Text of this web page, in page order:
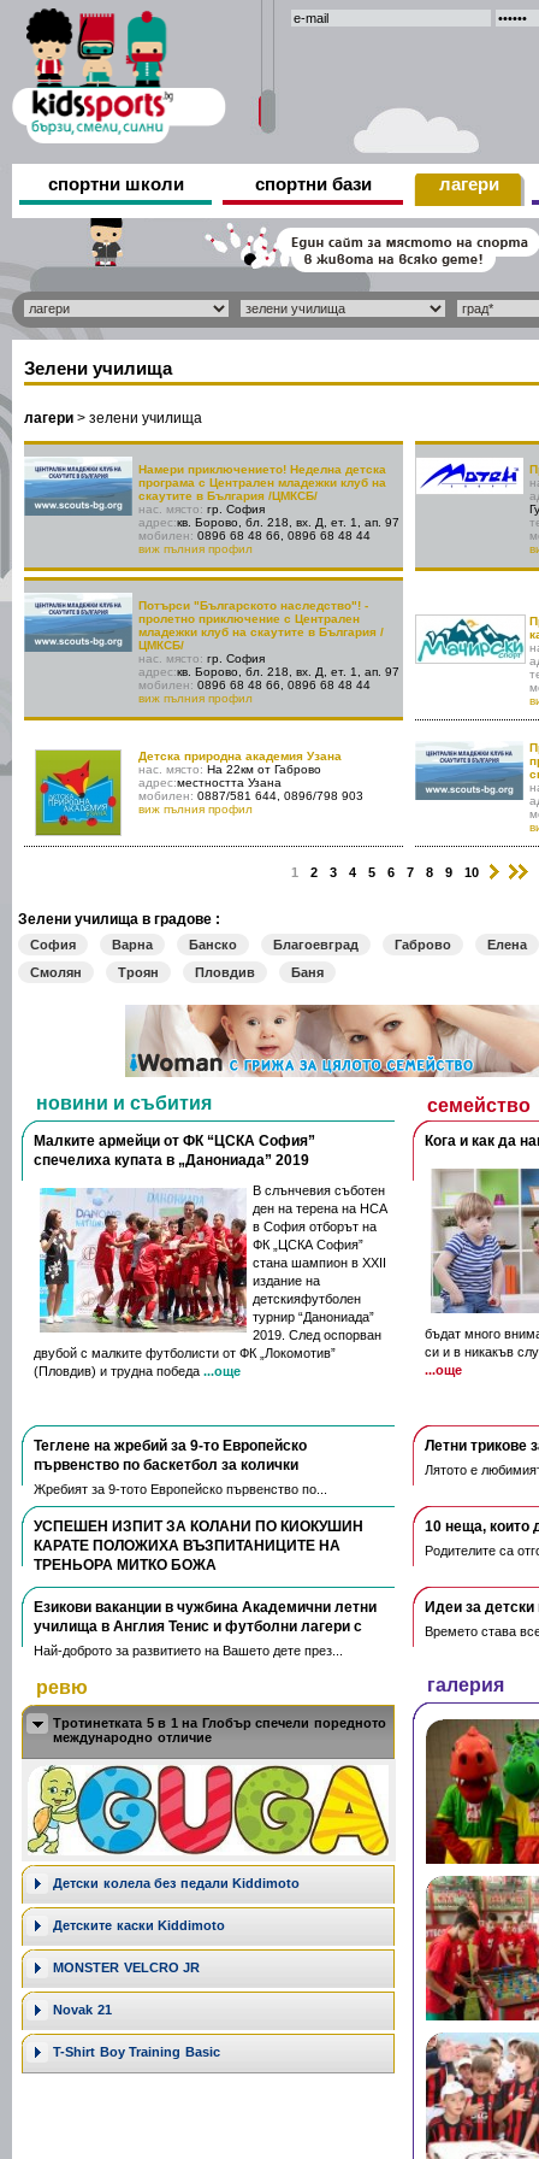
спортни школи спортни бази лагери
Зелени училища
лагери > зелени училища
Намери приключението! Неделна детска
програма с Централен младежки клуб на
скаутите в България /ЦМКСБ/
нас. място: гр. София
адрес:кв. Борово, бл. 218, вх. Д, ет. 1, ап. 97
мобилен: 0896 68 48 66, 0896 68 48 44
виж пълния профил
Потърси "Българското наследство"! -
пролетно приключение с Централен
младежки клуб на скаутите в България /
ЦМКСБ/
нас. място: гр. София
адрес:кв. Борово, бл. 218, вх. Д, ет. 1, ап. 97
мобилен: 0896 68 48 66, 0896 68 48 44
виж пълния профил
Детска природна академия Узана
нас. място: На 22км от Габрово
адрес:местността Узана
мобилен: 0887/581 644, 0896/798 903
виж пълния профил
1 2 3 4 5 6 7 8 9 10 ›
Зелени училища в градове :
София Варна Банско Благоевград Габрово
Елена
Смолян
Троян Пловдив Баня
новини и събития
Малките армейци от ФК “ЦСКА София”
спечелиха купата в „Данониада” 2019
В слънчевия съботен
ден на терена на НСА
в София отборът на
ФК „ЦСКА София”
стана шампион в XXII
издание на
детскияфутболен
турнир “Данониада”
2019. След оспорван
двубой с малките футболисти от ФК „Локомотив”
(Пловдив) и трудна победа ...още
Теглене на жребий за 9-то Европейско
първенство по баскетбол за колички
Жребият за 9-тото Европейско първенство по...
УСПЕШЕН ИЗПИТ ЗА КОЛАНИ ПО КИОКУШИН
КАРАТЕ ПОЛОЖИХА ВЪЗПИТАНИЦИТЕ НА
ТРЕНЬОРА МИТКО БОЖА
На 28-ми Март в град Русе се проведе изпит за...
Езикови ваканции​ в чужбина Академични летни
училища в Англия Тенис и футболни лагери с
Най-доброто за развитието на Вашето дете през...
семейство
Кога и как да
бъдат много
си и в никакъв
...още
Летни трикове
Лятото е
10 неща, които
Родителите са
Идеи за детски
Времето става
ревю
Тротинетката 5 в 1 на Глобър спечели поредното
международно отличие
Дeтски колела без педали Kiddimoto
Детските каски Kiddimoto
MONSTER VELCRO JR
Novak 21
T-Shirt Boy Training Basic
галерия